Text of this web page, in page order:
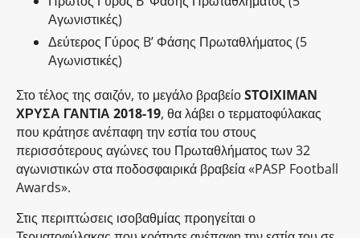
Αγωνιστικές)
Δεύτερος Γύρος B’ Φάσης Πρωταθλήματος (5
Αγωνιστικές)
Στο τέλος της σαιζόν, το μεγάλο βραβείοSTOIXIMAN
ΧΡΥΣΑ ΓΑΝΤΙΑ 2018-19, θα λάβει ο τερματοφύλακας
που κράτησε ανέπαφη την εστία του στους
περισσότερους αγώνες του Πρωταθλήματος των 32
αγωνιστικών στα ποδοσφαιρικά βραβεία «PASP Football
Awards».
Στις περιπτώσεις ισοβαθμίας προηγείται ο